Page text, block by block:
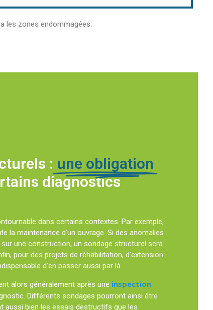
les zones endommagées.
: une obligation
diagnostics
dans certains contextes. Par exemple,
la maintenance d’un ouvrage. Si des anomalies
une construction, un sondage structurel sera
pour des projets de réhabilitation, d’extension
d’en passer aussi par là.
alors généralement après une inspection
Différents sondages pourront ainsi être
aussi bien les essais destructifs que les